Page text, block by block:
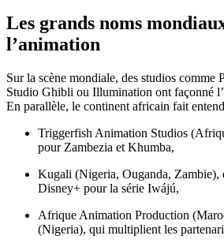
Les grands noms
l’animation
Sur la scène mondiale, des studios comme
Studio Ghibli ou Illumination ont façonné
En parallèle, le continent africain fait
Triggerfish Animation Studios
pour Zambezia et Khumba,
Kugali (Nigeria, Ouganda, Zambie),
Disney+ pour la série Iwájú,
Afrique Animation Production
(Nigeria), qui multiplient les